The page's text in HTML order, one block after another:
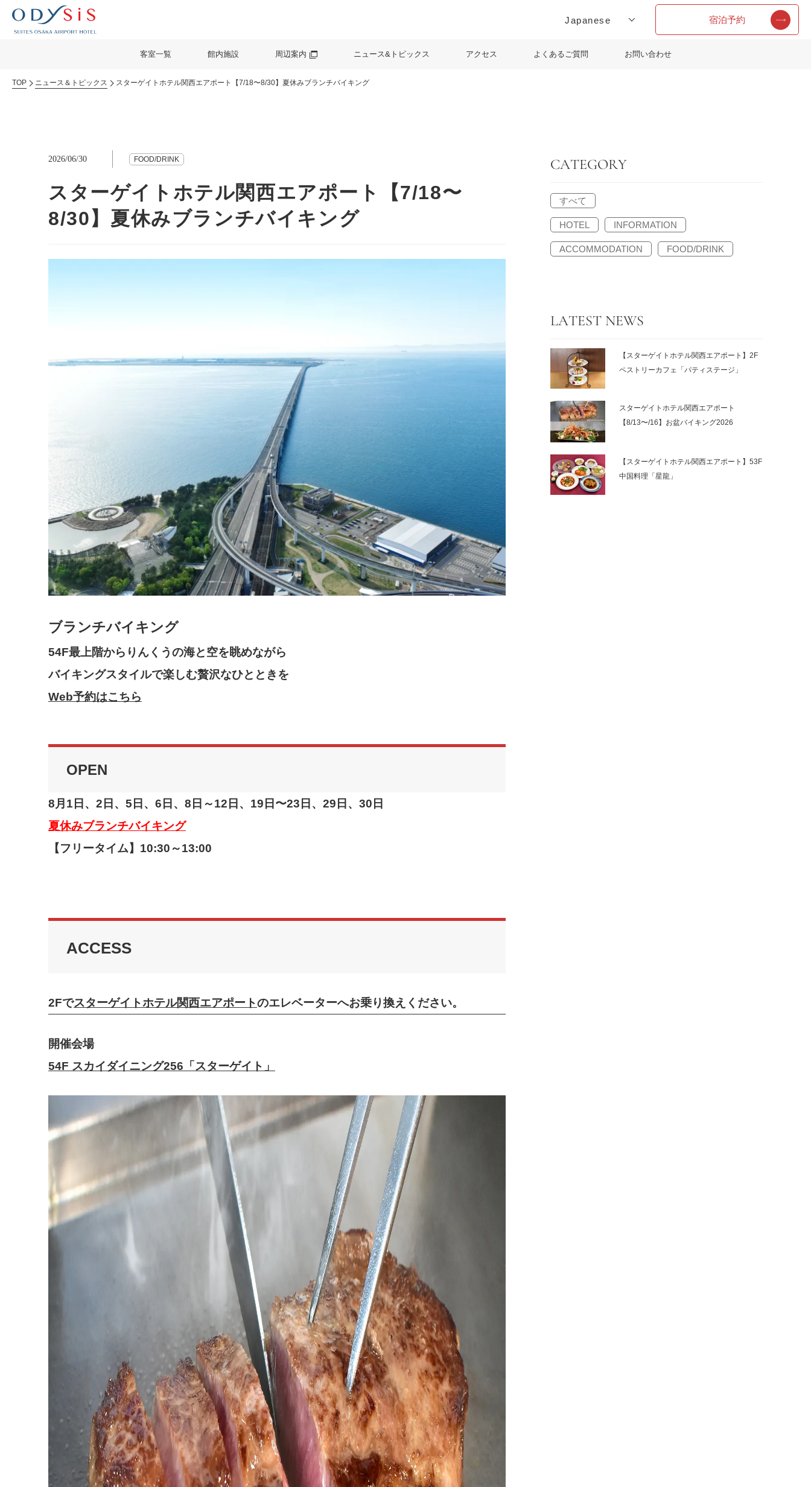
宿泊予約
客室一覧 館内施設 周辺案内 ニュース&トピックス アクセス よくあるご質問 お問い合わせ
TOP ニュース＆トピックス スターゲイトホテル関西エアポート【7/18〜8/30】夏休みブランチバイキング
2026/06/30 FOOD/DRINK
スターゲイトホテル関西エアポート【7/18〜
8/30】夏休みブランチバイキング
ブランチバイキング
54F最上階からりんくうの海と空を眺めながら
バイキングスタイルで楽しむ贅沢なひとときを
Web予約はこちら
OPEN
8月1日、2日、 5 日、 6 日、 8 日～12 日、19日〜23日、29日、30日
夏休みブランチバイキング
【フリータイム】 10:30～13:00
ACCESS
2Fでスターゲイトホテル関西エアポートのエレベーターへお乗り換えください。
開催会場
54F スカイダイニング256「スターゲイト」
CATEGORY
すべて
HOTEL INFORMATION
ACCOMMODATION FOOD/DRINK
LATEST NEWS
【スターゲイトホテル関西エアポート】2F
ペストリーカフェ「パティステージ」
スターゲイトホテル関西エアポート
【8/13〜/16】お盆バイキング2026
【スターゲイトホテル関西エアポート】53F
中国料理「星龍」